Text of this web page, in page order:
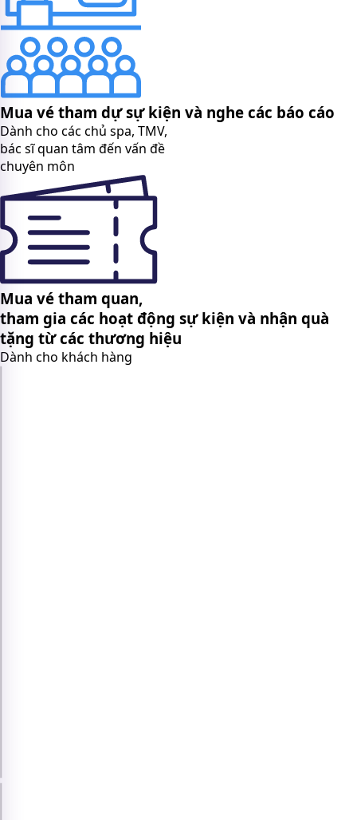
Mua vé tham dự sự kiện và nghe các báo cáo
Dành cho các chủ spa, TMV,
bác sĩ quan tâm đến vấn đề
chuyên môn
Mua vé tham quan,
tham gia các hoạt động sự kiện và nhận quà
tặng từ các thương hiệu
Dành cho khách hàng